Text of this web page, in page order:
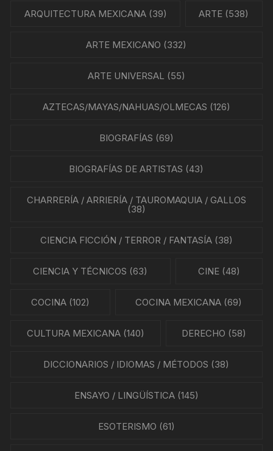
ARQUITECTURA MEXICANA(39) ARTE (538)
ARTE MEXICANO (332)
ARTE UNIVERSAL (55)
AZTECAS/MAYAS/NAHUAS/OLMECAS (126)
BIOGRAFÍAS (69)
BIOGRAFÍAS DE ARTISTAS (43)
CHARRERÍA / ARRIERÍA / TAUROMAQUIA / GALLOS
(38)
CIENCIA FICCIÓN / TERROR / FANTASÍA(38)
CIENCIA Y TÉCNICOS (63) CINE(48)
COCINA(102) COCINA MEXICANA (69)
CULTURA MEXICANA(140) DERECHO (58)
DICCIONARIOS / IDIOMAS / MÉTODOS (38)
ENSAYO / LINGÜÍSTICA(145)
ESOTERISMO (61)